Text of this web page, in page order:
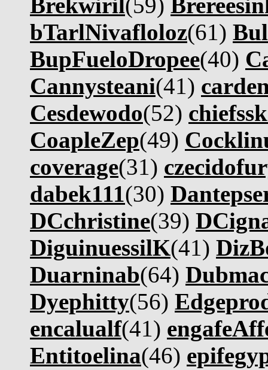
bTarlNivafloloz(61)
BupFueloDropee(40)
Cannysteani(41)
Cesdewodo(52)
CoapleZep(49)
coverage(31)
dabek111(30)
DCchristine(39)
DiguinuessilK(41)
Duarninab(64)
Dyephitty(56)
encalualf(41)
Entitoelina(46)